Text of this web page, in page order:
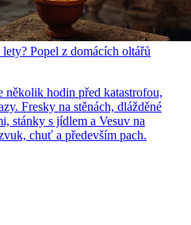
Popel z domácích oltářů
několik hodin před katastrofou,
Fresky na stěnách, dlážděné
stánky s jídlem a Vesuv na
chuť a především pach.